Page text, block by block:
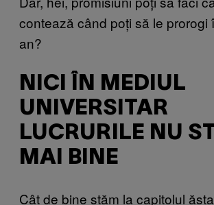
contează când poți să le prorogi
an?
NICI ÎN MEDIUL
UNIVERSITAR
LUCRURILE NU
MAI BINE
Cât de bine stăm la capitolul